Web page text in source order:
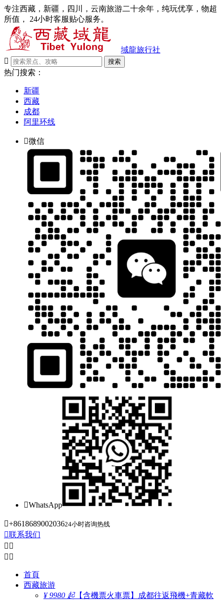
专注西藏，新疆，四川，云南旅游二十余年，纯玩优享，物超
所值， 24小时客服贴心服务。
域龍旅行社

搜索
热门搜索：
新疆
西藏
成都
阿里环线
微信
WhatsApp
+861868900203624小时咨询热线
联系我们
 
 
首頁
西藏旅游
¥ 9980 起【含機票火車票】成都往返飛機+青藏軟